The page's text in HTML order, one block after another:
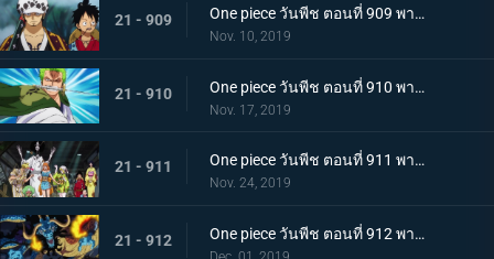
21 - 909 One piece วันพีช ตอนที่ 909 พากย์ไทย สุสานแสนลึกลับ การพบกันอีกครั้งที่ซากปราสาทโอเด้ง!
Nov. 10, 2019
21 - 910 One piece วันพีช ตอนที่ 910 พากย์ไทย ซามูไรในตำนาน ชายผู้ที่โรเจอร์หลงใหล!
Nov. 17, 2019
21 - 911 One piece วันพีช ตอนที่ 911 พากย์ไทย เริ่มแผนการลับ เปิดฉากโค่นหนึ่งในสี่จักรพรรดิ
Nov. 24, 2019
21 - 912 One piece วันพีช ตอนที่ 912 พากย์ไทย ชายผู้แข็งแกร่งที่สุด หัวหน้ากองโจรสุดแกร่งชูเท็นมารุ!